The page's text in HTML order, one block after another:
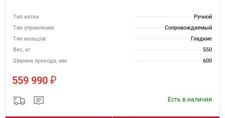
Тип катка
Ручной
Тип управления
Сопровождаемый
Тип вальцов
Гладкие
Вес, кг
550
Ширина прохода, мм
600
559 990 ₽
Есть в наличии